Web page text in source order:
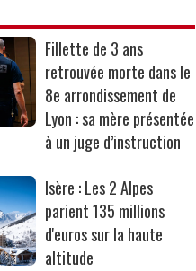
Fillette de 3 ans
retrouvée morte dans le
8e arrondissement de
Lyon : sa mère présentée
à un juge d’instruction
Isère : Les 2 Alpes
parient 135 millions
d'euros sur la haute
altitude